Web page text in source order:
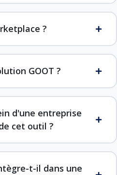
?
GOOT ?
d'une entreprise
cet outil ?
t-il dans une